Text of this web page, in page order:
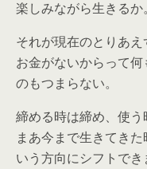
楽しみながら生きるか。
それが現在のとりあえ
お金がないからって
のもつまらない。
締める時は締め、使う
まあ今まで生きてき
いう方向にシフトでき